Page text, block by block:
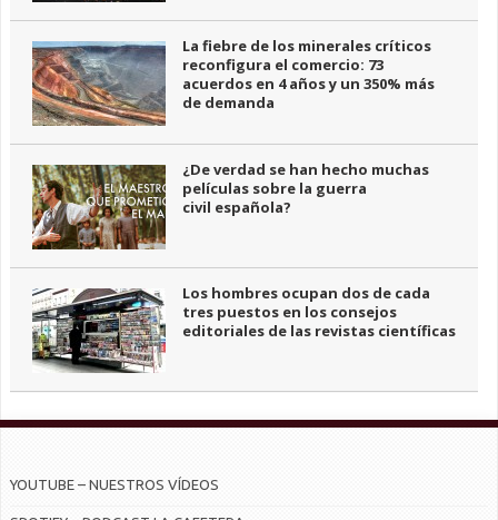
La fiebre de los minerales críticos
reconfigura el comercio: 73
acuerdos en 4 años y un 350% más
de demanda
¿De verdad se han hecho muchas
películas sobre la guerra
civil española?
Los hombres ocupan dos de cada
tres puestos en los consejos
editoriales de las revistas científicas
YOUTUBE – NUESTROS VÍDEOS